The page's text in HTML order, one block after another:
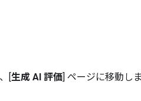
[生成 AI 評価] ページに移動しま